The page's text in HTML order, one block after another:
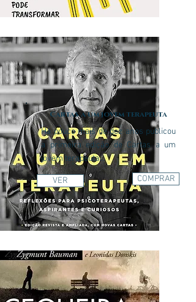
Cartas a um jovem terapeuta
Há pouco mais de dez anos publicou
a primeira edição de Cartas a um
jovem terapeuta...
VER COMPRAR